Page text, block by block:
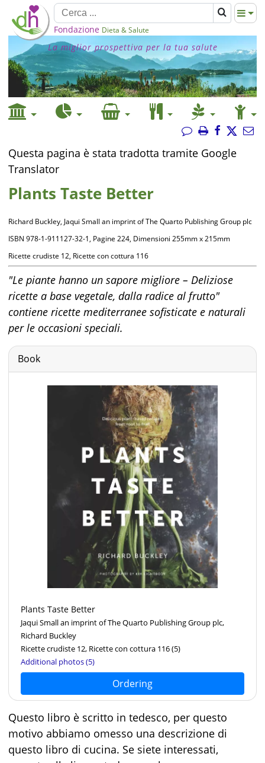
Fondazione Dieta & Salute
La miglior prospettiva per la tua salute
Questa pagina è stata tradotta tramite Google
Translator
Plants Taste Better
Richard Buckley, Jaqui Small an imprint of The Quarto Publishing Group plc
ISBN 978-1-911127-32-1, Pagine 224, Dimensioni 255mm x 215mm
Ricette crudiste 12, Ricette con cottura 116
"Le piante hanno un sapore migliore – Deliziose
ricette a base vegetale, dalla radice al frutto"
contiene ricette mediterranee sofisticate e naturali
per le occasioni speciali.
Book
Plants Taste Better
Jaqui Small an imprint of The Quarto Publishing Group plc,
Richard Buckley
Ricette crudiste 12, Ricette con cottura 116(5)
Additional photos (5)
Ordering
Questo libro è scritto in tedesco, per questo
motivo abbiamo omesso una descrizione di
questo libro di cucina. Se siete interessati,